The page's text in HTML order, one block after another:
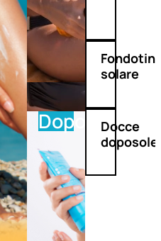
Doposole
solare
Docce
doposole